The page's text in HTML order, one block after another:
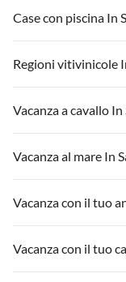
Case con piscina In
Regioni vitivinicole
Vacanza a cavallo
Vacanza al mare In
Vacanza con il tuo